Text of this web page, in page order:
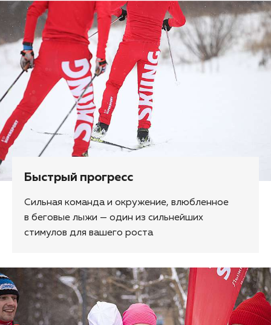
Быстрый прогресс
Сильная команда и окружение, влюбленное
в беговые лыжи — один из сильнейших
стимулов для вашего роста